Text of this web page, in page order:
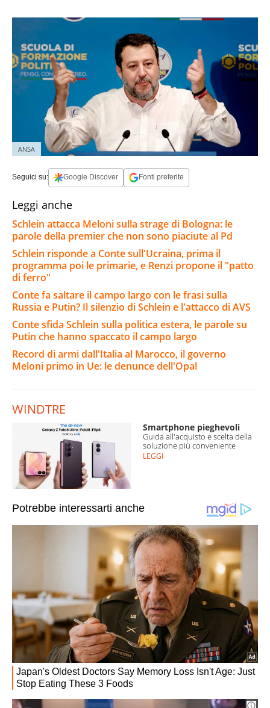
ANSA
Seguici su: Google Discover Fonti preferite
Leggi anche
Schlein attacca Meloni sulla strage di Bologna: le
parole della premier che non sono piaciute al Pd
Schlein risponde a Conte sull'Ucraina, prima il
programma poi le primarie, e Renzi propone il "patto
di ferro"
Conte fa saltare il campo largo con le frasi sulla
Russia e Putin? Il silenzio di Schlein e l'attacco di AVS
Conte sfida Schlein sulla politica estera, le parole su
Putin che hanno spaccato il campo largo
Record di armi dall'Italia al Marocco, il governo
Meloni primo in Ue: le denunce dell'Opal
WINDTRE
Smartphone pieghevoli
Guida all'acquisto e scelta della
soluzione più conveniente
LEGGI